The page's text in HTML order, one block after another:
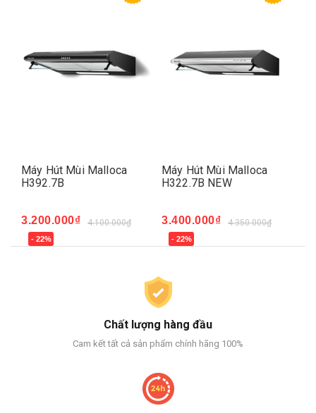
Máy Hút Mùi Malloca
H392.7B
3.200.000₫ 4.100.000₫
- 22%
Máy Hút Mùi Malloca
H322.7B NEW
3.400.000₫ 4.350.000₫
- 22%
Chất lượng hàng đầu
Cam kết tất cả sản phẩm chính hãng 100%